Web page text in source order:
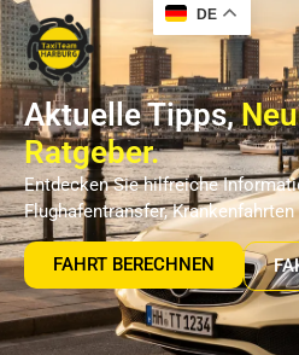
DE
Aktuelle Tipps,
Ratgeber.
Entdecken Sie hilfreiche
Flughafentransfer,
FAHRT BERECHNEN